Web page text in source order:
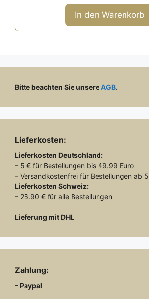
o
n
5
In den Warenkorb
Bitte beachten Sie unsereAGB.
Lieferkosten:
Lieferkosten Deutschland:
– 5 € für Bestellungen bis 49.99 Euro
– Versandkostenfrei für Bestellungen ab
Lieferkosten Schweiz:
– 26.90 € für alle Bestellungen
Lieferung mit DHL
Zahlung:
– Paypal